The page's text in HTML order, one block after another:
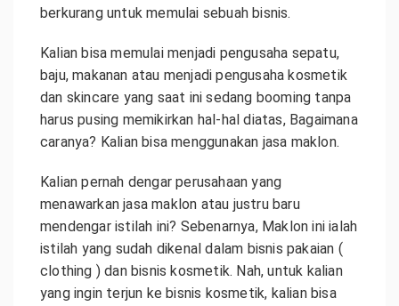
berkurang untuk memulai sebuah bisnis.
Kalian bisa memulai menjadi pengusaha sepatu,
baju, makanan atau menjadi pengusaha kosmetik
dan skincare yang saat ini sedang booming tanpa
harus pusing memikirkan hal-hal diatas, Bagaimana
caranya? Kalian bisa menggunakan jasa maklon.
Kalian pernah dengar perusahaan yang
menawarkan jasa maklon atau justru baru
mendengar istilah ini? Sebenarnya, Maklon ini ialah
istilah yang sudah dikenal dalam bisnis pakaian (
clothing ) dan bisnis kosmetik. Nah, untuk kalian
yang ingin terjun ke bisnis kosmetik, kalian bisa